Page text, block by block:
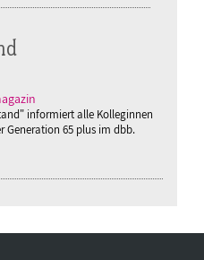
informiert alle Kolleginnen
Generation 65 plus im dbb.